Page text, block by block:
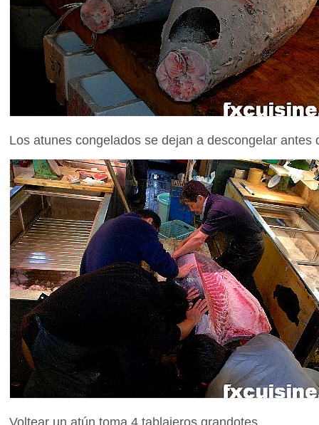
Los atunes congelados se dejan a descongelar antes
Voltear un atún toma 4 tablajeros grandotes.